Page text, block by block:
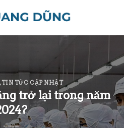
TIN TỨC CẬP NHẬT
trở lại trong năm